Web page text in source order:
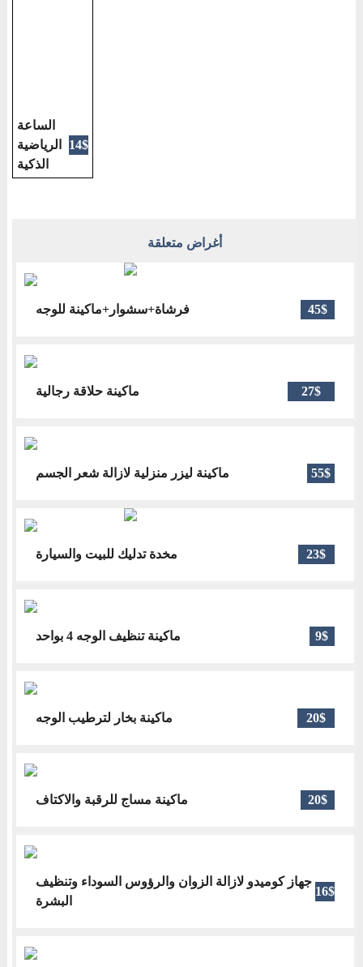
الساعة
الرياضية
الذكية
14$
أغراض متعلقة
فرشاة+سشوار+ماكينة للوجه 45$
ماكينة حلاقة رجالية 27$
ماكينة ليزر منزلية لازالة شعر الجسم 55$
مخدة تدليك للبيت والسيارة 23$
ماكينة تنظيف الوجه 4 بواحد 9$
ماكينة بخار لترطيب الوجه 20$
ماكينة مساج للرقبة والاكتاف 20$
جهاز كوميدو لازالة الزوان والرؤوس السوداء وتنظيف
البشرة
16$